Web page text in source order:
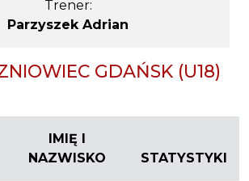
Trener:
Parzyszek Adrian
GDAŃSK (U18)
IMIĘ I
NAZWISKO
STATYSTYKI